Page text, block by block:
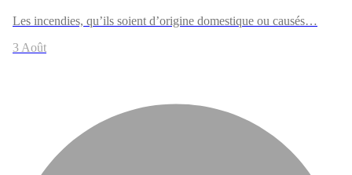
Les incendies, qu’ils soient d’origine domestique ou causés…
3 Août